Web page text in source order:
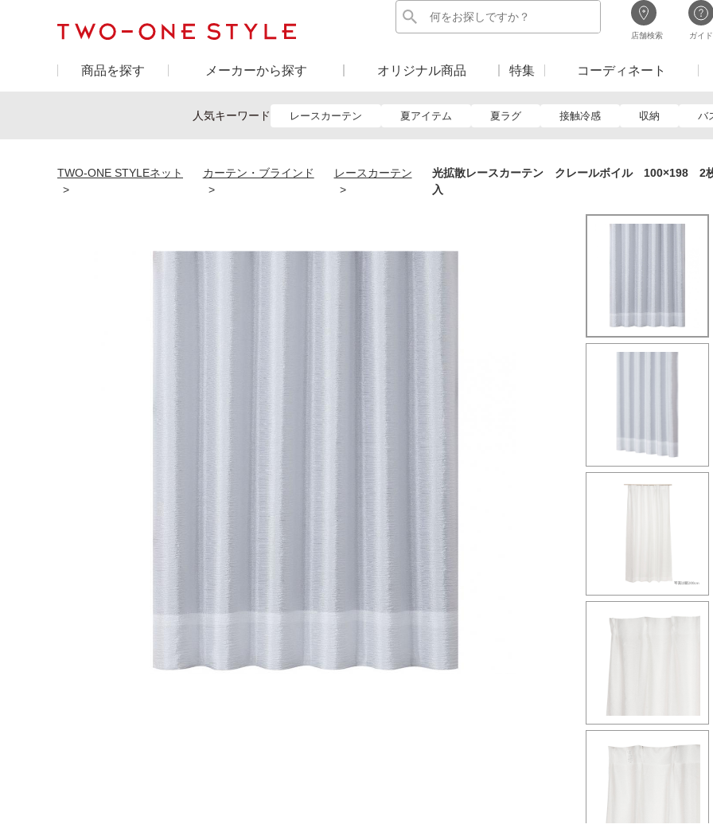
店舗検索 ガイド
商品を探す メーカーから探す オリジナル商品 特集 コーディネート
人気キーワード レースカーテン 夏アイテム 夏ラグ 接触冷感 収納 バ
TWO-ONE STYLEネット カーテン・ブラインド レースカーテン
光拡散レースカーテン クレールボイル 100×198 2
入